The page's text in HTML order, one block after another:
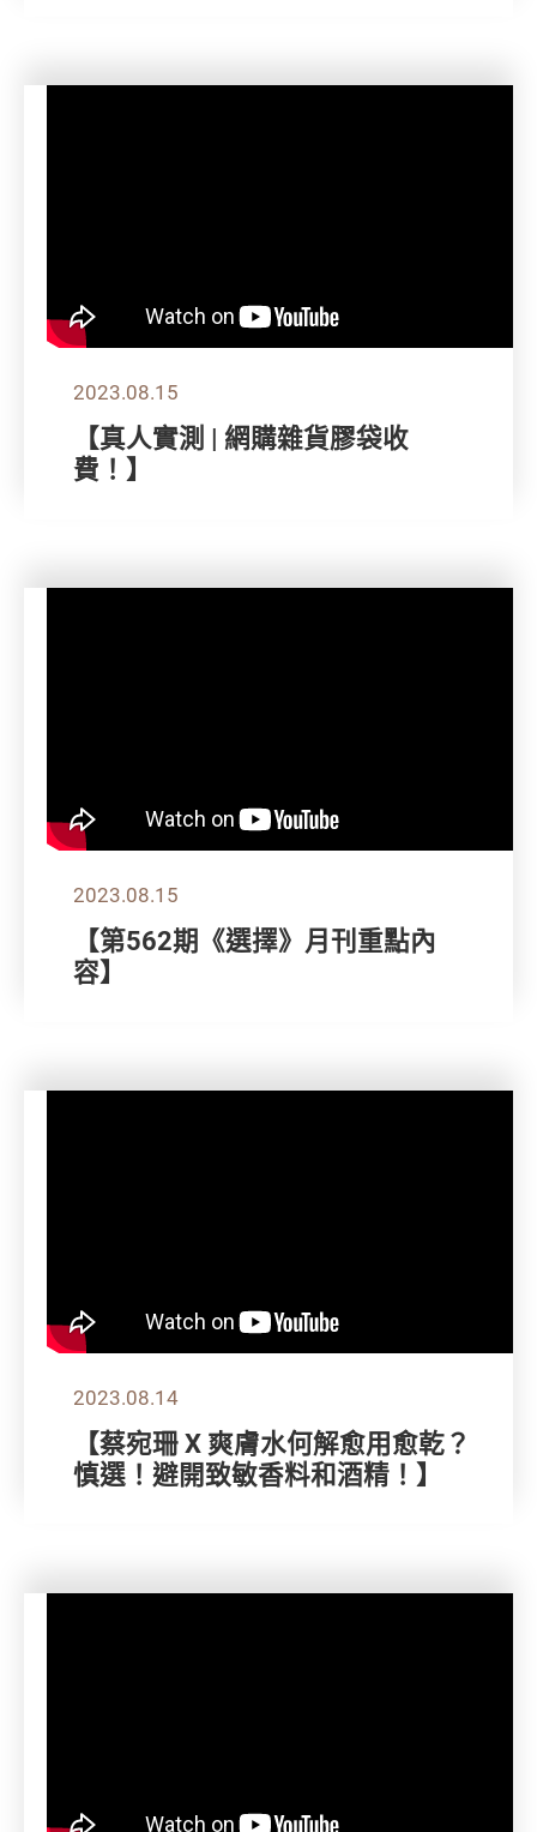
2023.08.15
【真人實測 | 網購雜貨膠袋收
費！】
2023.08.15
【第562期《選擇》月刊重點內
容】
2023.08.14
【蔡宛珊 X 爽膚水何解愈用愈乾？
慎選！避開致敏香料和酒精！】